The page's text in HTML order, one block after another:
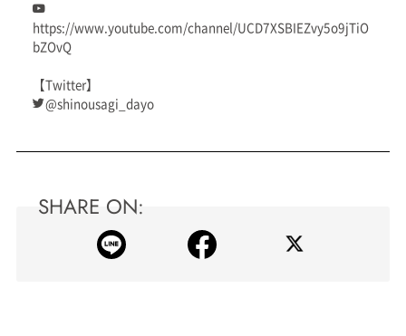
https://www.youtube.com/channel/UCD7XSBIEZvy5o9jTiO
bZOvQ
【Twitter】
@shinousagi_dayo
SHARE ON: